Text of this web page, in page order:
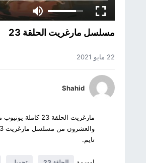
مسلسل مارغريت الحلقة 23
22 مايو 2021
Shahid
تايم.